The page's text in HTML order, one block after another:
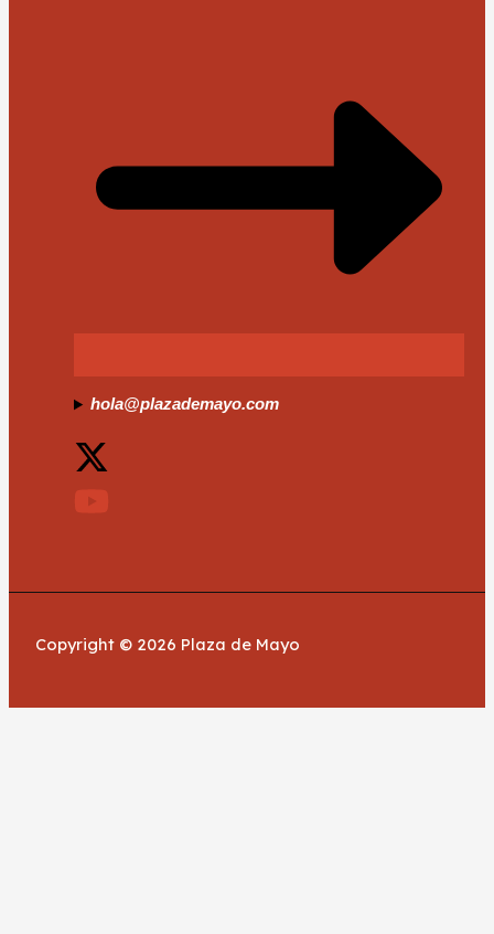
hola@plazademayo.com
Copyright © 2026 Plaza de Mayo